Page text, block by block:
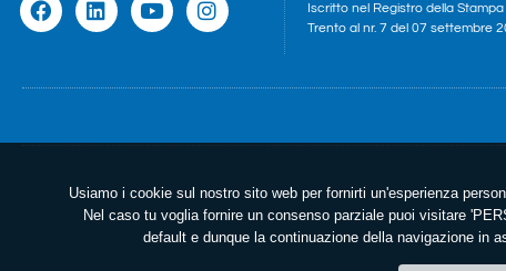
Iscritto nel Registro della
Trento al nr. 7 del 07 settembre
Usiamo i cookie sul nostro sito web per fornirti un'esperienza
Nel caso tu voglia fornire un consenso parziale puoi visitare
default e dunque la continuazione della navigazione in